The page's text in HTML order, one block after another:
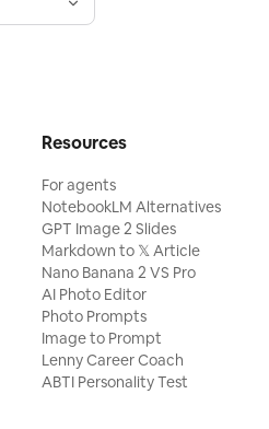
Resources
For agents
NotebookLM Alternatives
GPT Image 2 Slides
Markdown to 𝕏 Article
Nano Banana 2 VS Pro
AI Photo Editor
Photo Prompts
Image to Prompt
Lenny Career Coach
ABTI Personality Test